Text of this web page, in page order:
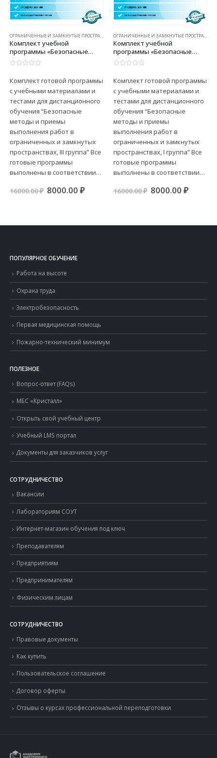
Комплект учебной
программы «Безопасные
методы и приемы
выполнения работ в
пространствах, III группа»
Комплект готовой программы
с учебными материалами и
тестами для дистанционного
обучения “Безопасные
методы и приемы
выполнения работ в
ограниченных и замкнутых
пространствах, III группа” Все
готовые программы
выполнены в соответствии…
16000.00₽ Первоначальная
8000.00 ₽Текущая
Комплект учебной
программы «Безопасные
методы и приемы
выполнения работ в
пространствах, I группа»
Комплект готовой программы
с учебными материалами и
тестами для дистанционного
обучения “Безопасные
методы и приемы
выполнения работ в
ограниченных и замкнутых
пространствах, I группа” Все
готовые программы
выполнены в соответствии…
16000.00₽ 8000.00 ₽
ПОПУЛЯРНОЕ ОБУЧЕНИЕ
Работа на высоте
Охрана труда
Электробезопасность
Первая медицинская помощь
Пожарно-технический минимум
ПОЛЕЗНОЕ
Вопрос-ответ (FAQs)
МБС «Кристалл»
Открыть свой учебный центр
Учебный LMS портал
Документы для заказчиков услуг
СОТРУДНИЧЕСТВО
Вакансии
Лабораториям СОУТ
Интернет-магазин обучения под ключ
Преподавателям
Предприятиям
Предпринимателям
Физическим лицам
СОТРУДНИЧЕСТВО
Правовые документы
Как купить
Пользовательское соглашение
Договор оферты
Отзывы о курсах профессиональной переподготовки